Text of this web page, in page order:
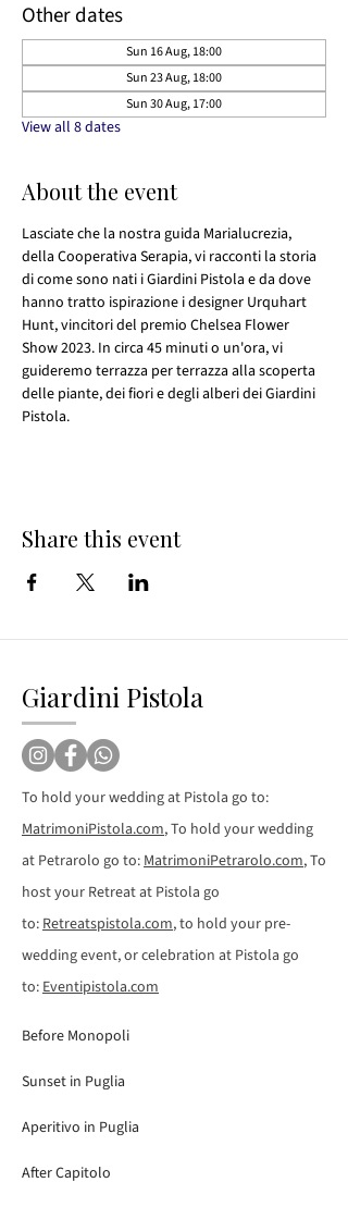
Other dates
Sun 16 Aug, 18:00
Sun 23 Aug, 18:00
Sun 30 Aug, 17:00
View all 8 dates
About the event
Lasciate che la nostra guida Marialucrezia,
della Cooperativa Serapia, vi racconti la storia
di come sono nati i Giardini Pistola e da dove
hanno tratto ispirazione i designer Urquhart
Hunt, vincitori del premio Chelsea Flower
Show 2023. In circa 45 minuti o un'ora, vi
guideremo terrazza per terrazza alla scoperta
delle piante, dei fiori e degli alberi dei Giardini
Pistola.
Share this event
Giardini Pistola
To hold your wedding at Pistola go to:
MatrimoniPistola.com, To hold your wedding
at Petrarolo go to:MatrimoniPetrarolo.com, To
host your Retreat at Pistola go
to:Retreatspistola.com, to hold your pre-
wedding event, or celebration at Pistola go
to:Eventipistola.com
Before Monopoli
Sunset in Puglia
Aperitivo in Puglia
After Capitolo